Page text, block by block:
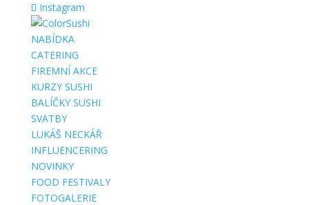
Instagram
NABÍDKA
CATERING
FIREMNÍ AKCE
KURZY SUSHI
BALÍČKY SUSHI
SVATBY
LUKÁŠ NECKÁŘ
INFLUENCERING
NOVINKY
FOOD FESTIVALY
FOTOGALERIE